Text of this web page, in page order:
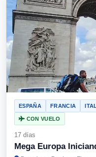
ESPAÑA FRANCIA
CON VUELO
17 días
Mega Europa